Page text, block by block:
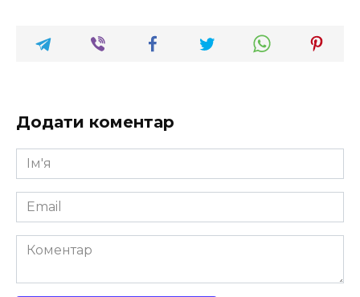
Додати коментар
Ім'я
*
Email
*
Коментар